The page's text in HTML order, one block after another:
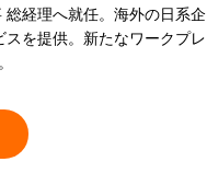
経理へ就任。海外の日系企
を提供。新たなワークプレ